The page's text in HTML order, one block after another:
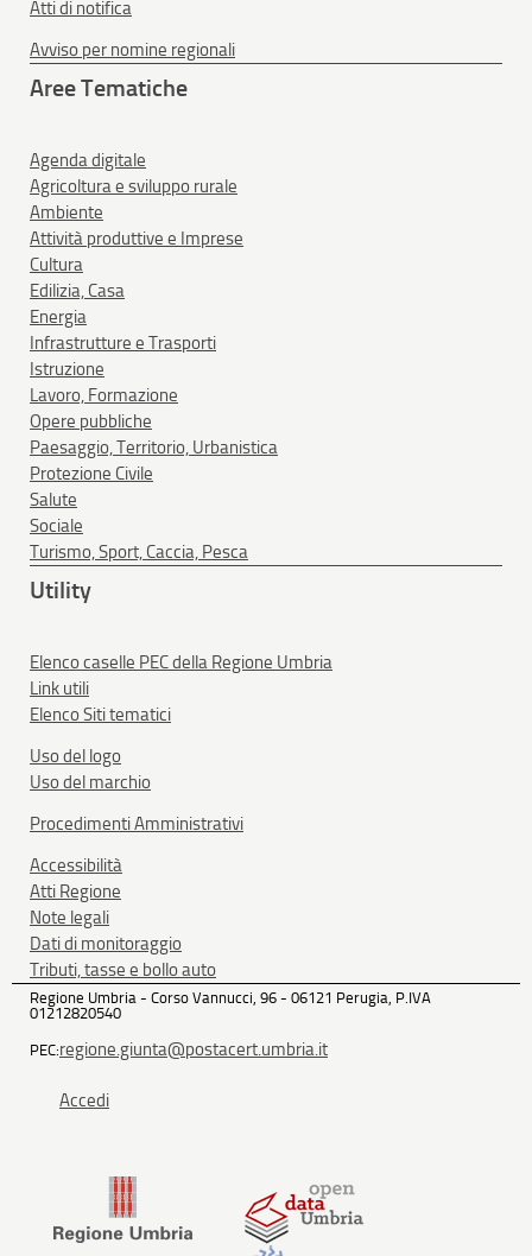
Atti di notifica
Avviso per nomine regionali
Aree Tematiche
Agenda digitale
Agricoltura e sviluppo rurale
Ambiente
Attività produttive e Imprese
Cultura
Edilizia, Casa
Energia
Infrastrutture e Trasporti
Istruzione
Lavoro, Formazione
Opere pubbliche
Paesaggio, Territorio, Urbanistica
Protezione Civile
Salute
Sociale
Turismo, Sport, Caccia, Pesca
Utility
Elenco caselle PEC della Regione Umbria
Link utili
Elenco Siti tematici
Uso del logo
Uso del marchio
Procedimenti Amministrativi
Accessibilità
Atti Regione
Note legali
Dati di monitoraggio
Tributi, tasse e bollo auto
Regione Umbria - Corso Vannucci, 96 - 06121 Perugia, P.IVA
01212820540
PEC:regione.giunta@postacert.umbria.it
Accedi